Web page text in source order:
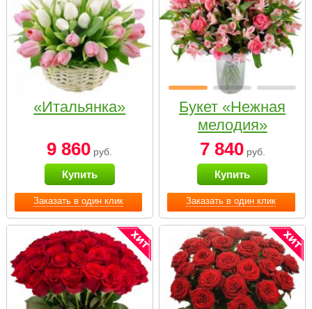
Заказать в один клик
«Итальянка»
9 860 руб.
Купить
Заказать в один клик
Букет «Нежная
мелодия»
7 840руб.
Купить